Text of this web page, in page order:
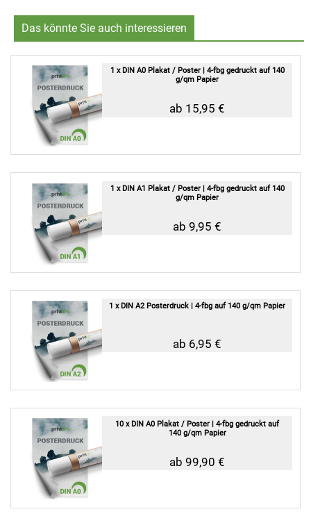
Das könnte Sie auch interessieren
1 x DIN A0 Plakat / Poster | 4-fbg gedruckt auf 140
g/qm Papier
ab 15,95 €
1 x DIN A1 Plakat / Poster | 4-fbg gedruckt auf 140
g/qm Papier
ab 9,95 €
1 x DIN A2 Posterdruck | 4-fbg auf 140 g/qm Papier
ab 6,95 €
10 x DIN A0 Plakat / Poster | 4-fbg gedruckt auf
140 g/qm Papier
ab 99,90 €